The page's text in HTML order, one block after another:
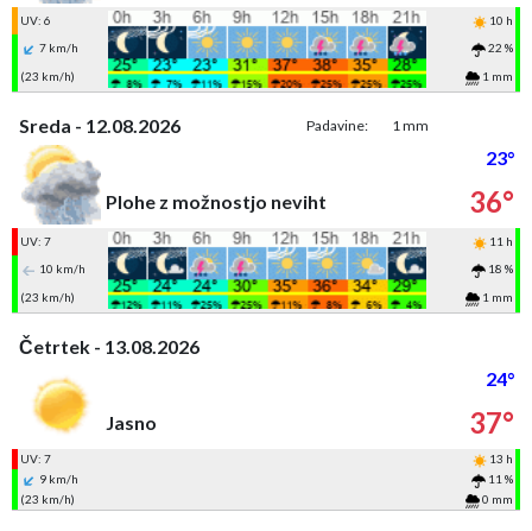
UV: 6
10 h
7 km/h
22 %
(23 km/h)
1 mm
Sreda - 12.08.2026 Padavine: 1 mm
23°
Plohe z možnostjo neviht
36°
UV: 7
11 h
10 km/h
18 %
(23 km/h)
1 mm
Četrtek - 13.08.2026
24°
Jasno
37°
UV: 7
13 h
9 km/h
11 %
(23 km/h)
0 mm